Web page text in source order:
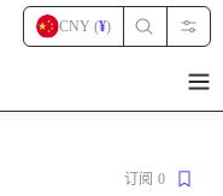
CNY (¥)
订阅 0